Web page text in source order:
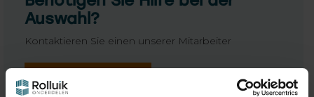
Auswahl?
Kontaktieren Sie einen unserer Mitarbeiter